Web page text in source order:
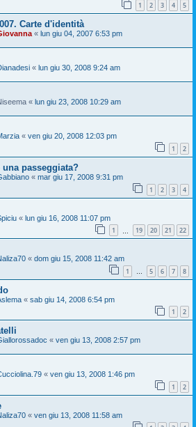
1 2 3 4 5
Carte d'identità
« lun giu 04, 2007 6:53 pm
« lun giu 30, 2008 9:24 am
« lun giu 23, 2008 10:29 am
« ven giu 20, 2008 12:03 pm
1 2
passeggiata?
« mar giu 17, 2008 9:31 pm
1 2 3 4
« lun giu 16, 2008 11:07 pm
1 19 20 21 22
« dom giu 15, 2008 11:42 am
1 … 5 6 7 8
« sab giu 14, 2008 6:54 pm
1 2
« ven giu 13, 2008 2:57 pm
« ven giu 13, 2008 1:46 pm
1 2
« ven giu 13, 2008 11:58 am